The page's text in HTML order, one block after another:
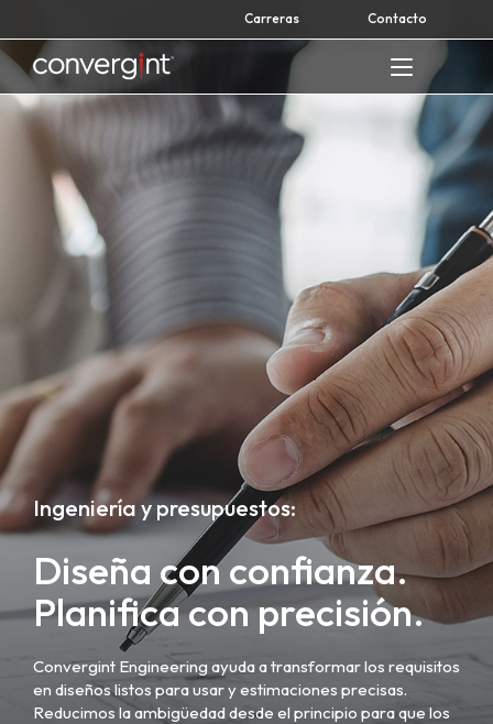
to
content
Carreras Contacto
Home
Ingeniería y presupuestos:
Diseña con confianza.
Planifica con precisión.
Convergint Engineering ayuda a transformar los requisitos
en diseños listos para usar y estimaciones precisas.
Reducimos la ambigüedad desde el principio para que los